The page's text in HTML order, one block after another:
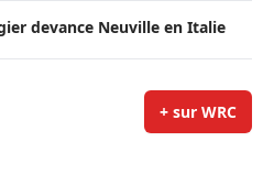
devance Neuville en Italie
+ sur WRC